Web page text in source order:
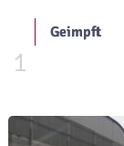
1
Geimpft